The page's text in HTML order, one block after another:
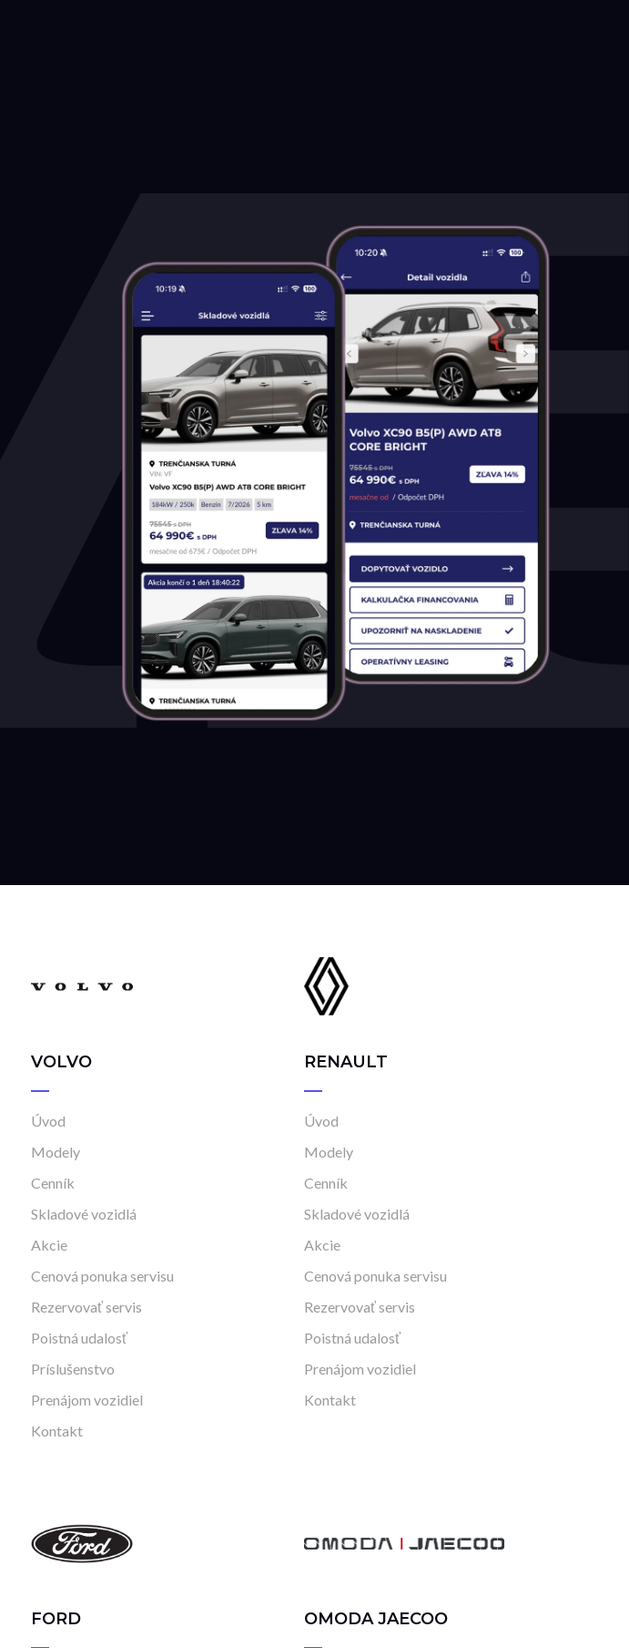
VOLVO
Úvod
Modely
Cenník
Skladové vozidlá
Akcie
Cenová ponuka servisu
Rezervovať servis
Poistná udalosť
Príslušenstvo
Prenájom vozidiel
Kontakt
RENAULT
Úvod
Modely
Cenník
Skladové vozidlá
Akcie
Cenová ponuka servisu
Rezervovať servis
Poistná udalosť
Prenájom vozidiel
Kontakt
FORD OMODA JAECOO